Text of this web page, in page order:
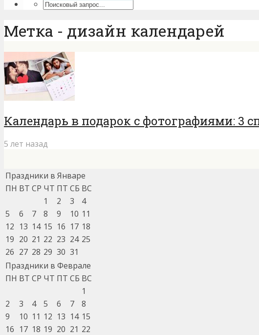
Метка - дизайн календарей
Календарь в подарок с фотографиями: 3
5 лет назад
Праздники в Январе
ПН ВТ СР ЧТ ПТ СБ ВС
1
2 3
4
5
6 7 8 9 10 11
12 13 14 15 16 17 18
19 20 21 22 23 24 25
26 27 28 29 30 31
Праздники в Феврале
ПН ВТ СР ЧТ ПТ СБ ВС
1
2
3 4 5 6 7
8
9
10 11 12 13 14 15
16 17 18 19 20 21 22